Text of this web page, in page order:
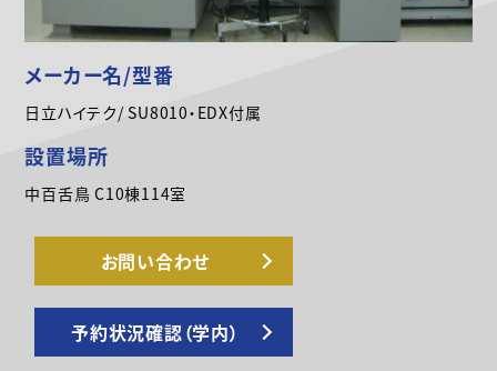
メーカー名/型番
日立ハイテク/ SU8010・EDX付属
設置場所
中百舌鳥 C10棟114室
お問い合わせ
予約状況確認（学内）